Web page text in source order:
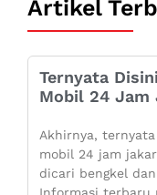
Artikel
Ternyata
Mobil 24 Jam
Akhirnya,
mobil 24 jam
dicari bengkel